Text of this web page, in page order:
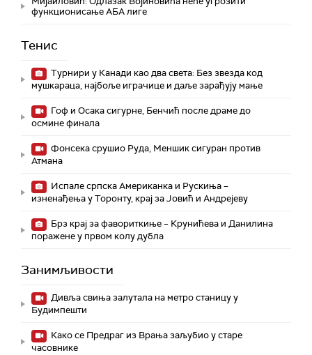
функционисање АБА лиге
Тенис
Турнири у Канади као два света: Без звезда код
мушкараца, најбоље играчице и даље зарађују мање
Гоф и Осака сигурне, Бенчић после драме до
осмине финала
Фонсека срушио Руда, Меншик сигуран против
Атмана
Испале српска Американка и Рускиња –
изненађења у Торонту, крај за Јовић и Андрејеву
Брз крај за фавориткиње – Крунићева и Данилина
поражене у првом колу дубла
Занимљивости
Дивља свиња залутала на метро станицу у
Будимпешти
Како се Предраг из Врања заљубио у старе
часовнике